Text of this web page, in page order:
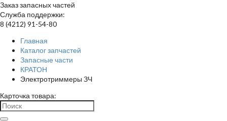
Заказ запасных частей
Служба поддержки:
8 (4212) 91-54-80
Главная
Каталог запчастей
Запасные части
КРАТОН
Электротриммеры ЗЧ
Карточка товара: